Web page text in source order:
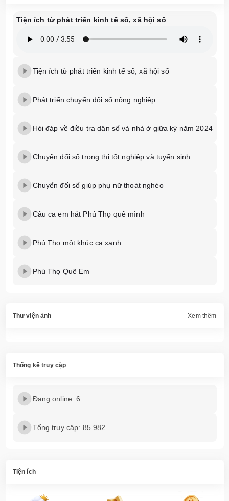
Tiện ích từ phát triển kinh tế số, xã hội số
Tiện ích từ phát triển kinh tế số, xã hội số
Phát triển chuyển đổi số nông nghiệp
Hỏi đáp về điều tra dân số và nhà ở giữa kỳ năm 2024
Chuyển đổi số trong thi tốt nghiệp và tuyển sinh
Chuyển đối số giúp phụ nữ thoát nghèo
Câu ca em hát Phú Thọ quê mình
Phú Thọ một khúc ca xanh
Phú Thọ Quê Em
Thư viện ảnh Xem thêm
Thống kê truy cập
Đang online: 6
Tổng truy cập: 85.982
Tiện ích